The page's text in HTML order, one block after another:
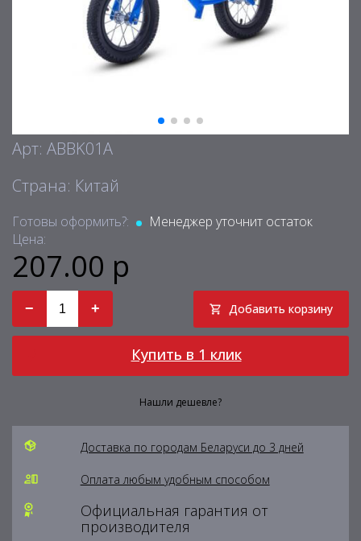
Арт: ABBK01A
Страна: Китай
Готовы оформить?:
Менеджер уточнит остаток
Цена:
207.00 р
− + Добавить корзину
Купить в 1 клик
Нашли дешевле?
Доставка по городам Беларуси до 3 дней
Оплата любым удобным способом
Официальная гарантия от
производителя